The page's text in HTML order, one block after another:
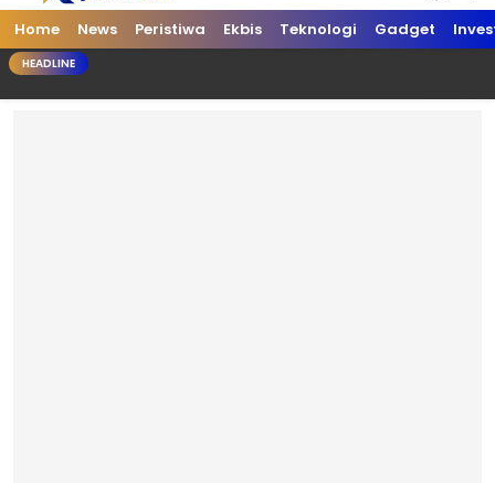
Home News Peristiwa Ekbis Teknologi Gadget
HEADLINE